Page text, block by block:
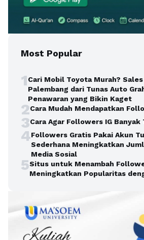
Most Popular
1Cari Mobil Toyota Murah?
Palembang dari Tunas Auto
Penawaran yang Bikin Kaget
2Cara Mudah Mendapatkan
3Cara Agar Followers IG Banyak
4Followers Gratis Pakai Akun
Sederhana Meningkatkan
Media Sosial
5Situs untuk Menambah
Meningkatkan Popularitas